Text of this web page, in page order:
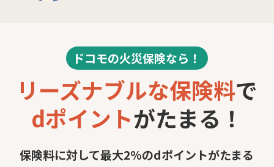
ドコモの火災保険なら！
リーズナブルな保険料で
dポイントがたまる！
保険料に対して最大2%のdポイントがたまる